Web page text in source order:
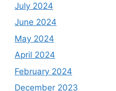
July 2024
June 2024
May 2024
April 2024
February 2024
December 2023